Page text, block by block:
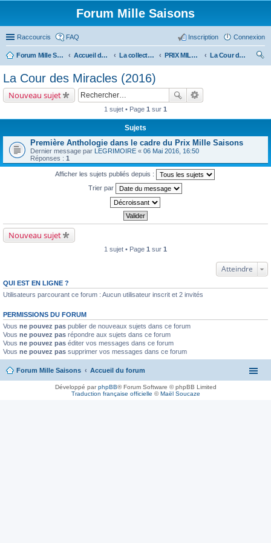
Forum Mille Saisons
Raccourcis FAQ Connexion
Inscription
Forum Mille Saisons Accueil du forum La collection Mille Saisons PRIX MILLE SAISONS (et anthologies Solstice)
La Cour des Miracles (2016)
La Cour des Miracles (2016)
Nouveau sujet
1 sujet • Page 1 sur 1
Sujets
Première Anthologie dans le cadre du Prix Mille Saisons
Dernier message par LEGRIMOIRE « 06 Mai 2016, 16:50
Réponses : 1
Afficher les sujets publiés depuis :
Trier par
Nouveau sujet
1 sujet • Page 1 sur 1
Atteindre
QUI EST EN LIGNE ?
Utilisateurs parcourant ce forum : Aucun utilisateur inscrit et 2 invités
PERMISSIONS DU FORUM
Vous ne pouvez pas publier de nouveaux sujets dans ce forum
Vous ne pouvez pas répondre aux sujets dans ce forum
Vous ne pouvez pas éditer vos messages dans ce forum
Vous ne pouvez pas supprimer vos messages dans ce forum
Forum Mille Saisons Accueil du forum
Développé parphpBB® Forum Software © phpBB Limited
Traduction française officielle ©Maël Soucaze